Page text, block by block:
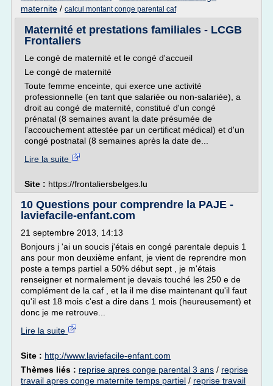
maternite / calcul montant conge parental caf
Maternité et prestations familiales - LCGB
Frontaliers
Le congé de maternité et le congé d'accueil
Le congé de maternité
Toute femme enceinte, qui exerce une activité
professionnelle (en tant que salariée ou non-salariée), a
droit au congé de maternité, constitué d'un congé
prénatal (8 semaines avant la date présumée de
l'accouchement attestée par un certificat médical) et d'un
congé postnatal (8 semaines après la date de...
Lire la suite
Site : https://frontaliersbelges.lu
10 Questions pour comprendre la PAJE -
laviefacile-enfant.com
21 septembre 2013, 14:13
Bonjours j 'ai un soucis j'étais en congé parentale depuis 1
ans pour mon deuxième enfant, je vient de reprendre mon
poste a temps partiel a 50% début sept , je m'étais
renseigner et normalement je devais touché les 250 e de
complément de la caf , et la il me dise maintenant qu'il faut
qu'il est 18 mois c'est a dire dans 1 mois (heureusement) et
donc je me retrouve...
Lire la suite
Site : http://www.laviefacile-enfant.com
Thèmes liés : reprise apres conge parental 3 ans / reprise
travail apres conge maternite temps partiel / reprise travail